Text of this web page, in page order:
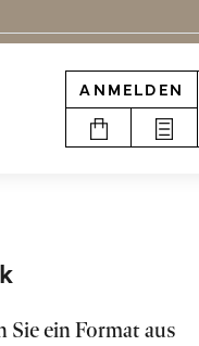
ANMELDEN
Sie ein Format aus